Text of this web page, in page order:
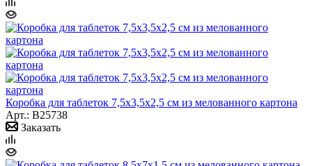
Коробка для таблеток 7,5х3,5х2,5 см из мелованного картона
Арт.: B25738
Заказать